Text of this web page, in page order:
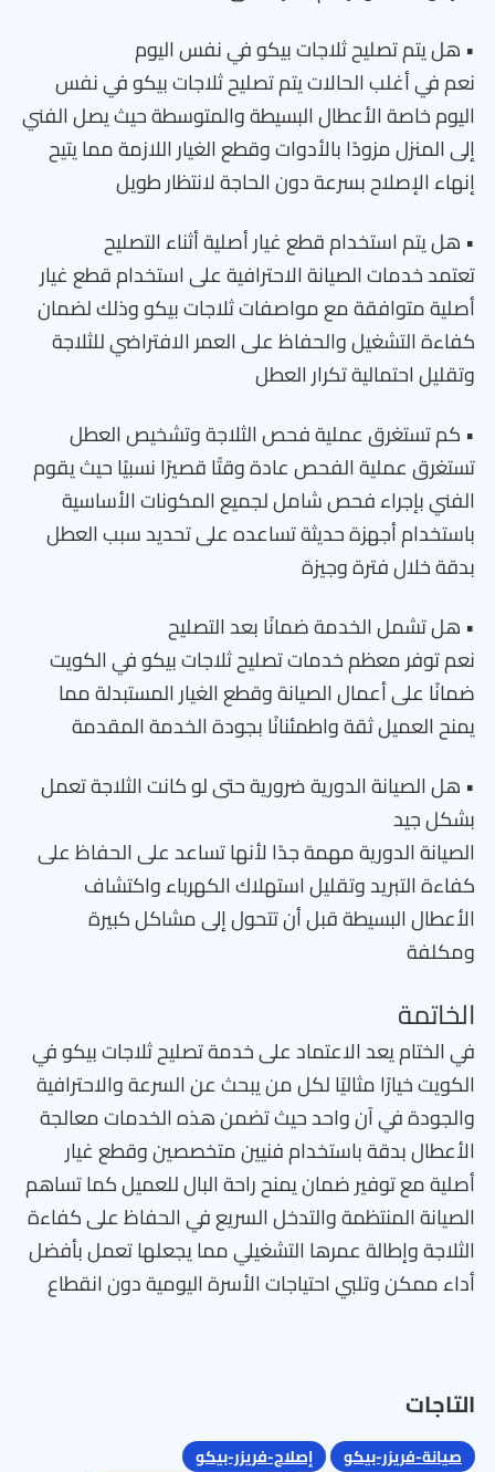
• هل يتم تصليح ثلاجات بيكو في نفس اليوم
نعم في أغلب الحالات يتم تصليح ثلاجات بيكو في نفس
اليوم خاصة الأعطال البسيطة والمتوسطة حيث يصل الفني
إلى المنزل مزودًا بالأدوات وقطع الغيار اللازمة مما يتيح
إنهاء الإصلاح بسرعة دون الحاجة لانتظار طويل
• هل يتم استخدام قطع غيار أصلية أثناء التصليح
تعتمد خدمات الصيانة الاحترافية على استخدام قطع غيار
أصلية متوافقة مع مواصفات ثلاجات بيكو وذلك لضمان
كفاءة التشغيل والحفاظ على العمر الافتراضي للثلاجة
وتقليل احتمالية تكرار العطل
• كم تستغرق عملية فحص الثلاجة وتشخيص العطل
تستغرق عملية الفحص عادة وقتًا قصيرًا نسبيًا حيث يقوم
الفني بإجراء فحص شامل لجميع المكونات الأساسية
باستخدام أجهزة حديثة تساعده على تحديد سبب العطل
بدقة خلال فترة وجيزة
• هل تشمل الخدمة ضمانًا بعد التصليح
نعم توفر معظم خدمات تصليح ثلاجات بيكو في الكويت
ضمانًا على أعمال الصيانة وقطع الغيار المستبدلة مما
يمنح العميل ثقة واطمئنانًا بجودة الخدمة المقدمة
• هل الصيانة الدورية ضرورية حتى لو كانت الثلاجة تعمل
بشكل جيد
الصيانة الدورية مهمة جدًا لأنها تساعد على الحفاظ على
كفاءة التبريد وتقليل استهلاك الكهرباء واكتشاف
الأعطال البسيطة قبل أن تتحول إلى مشاكل كبيرة
ومكلفة
الخاتمة
في الختام يعد الاعتماد على خدمة تصليح ثلاجات بيكو في
الكويت خيارًا مثاليًا لكل من يبحث عن السرعة والاحترافية
والجودة في آن واحد حيث تضمن هذه الخدمات معالجة
الأعطال بدقة باستخدام فنيين متخصصين وقطع غيار
أصلية مع توفير ضمان يمنح راحة البال للعميل كما تساهم
الصيانة المنتظمة والتدخل السريع في الحفاظ على كفاءة
الثلاجة وإطالة عمرها التشغيلي مما يجعلها تعمل بأفضل
أداء ممكن وتلبي احتياجات الأسرة اليومية دون انقطاع
التاجات
صيانة-فريزر-بيكو
إصلاح-فريزر-بيكو